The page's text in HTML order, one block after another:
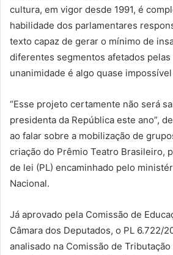
cultura, em vigor desde 1991, é
habilidade dos parlamentares
texto capaz de gerar o mínimo de
diferentes segmentos afetados pelas
unanimidade é algo quase
“Esse projeto certamente não será
presidenta da República este ano”,
ao falar sobre a mobilização de
criação do Prêmio Teatro Brasileiro,
de lei (PL) encaminhado pelo
Nacional.
Já aprovado pela Comissão de
Câmara dos Deputados, o PL 6.722/
analisado na Comissão de